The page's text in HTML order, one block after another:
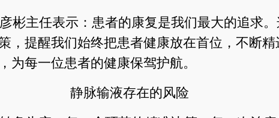
彬主任表示：患者的康复是我们最大的追求
，提醒我们始终把患者健康放在首位，不断精
为每一位患者的健康保驾护航。
静脉输液存在的风险